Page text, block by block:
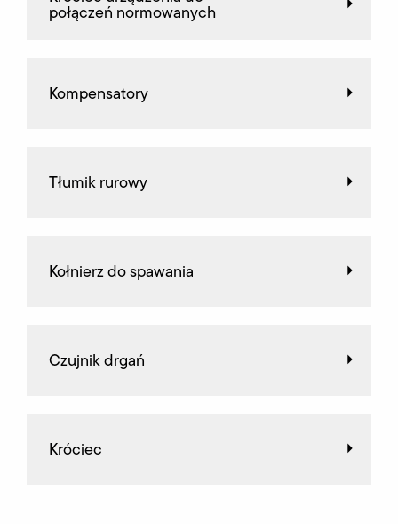
połączeń normowanych
Kompensatory
Tłumik rurowy
Kołnierz do spawania
Czujnik drgań
Króciec